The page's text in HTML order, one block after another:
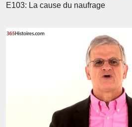
E103: La cause du naufrage